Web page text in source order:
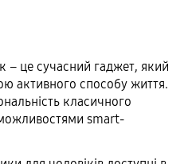
– це сучасний гаджет, який
активного способу життя.
класичного
smart-